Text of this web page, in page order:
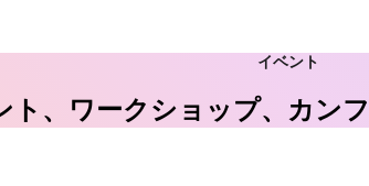
イベント
、ワークショップ、カン